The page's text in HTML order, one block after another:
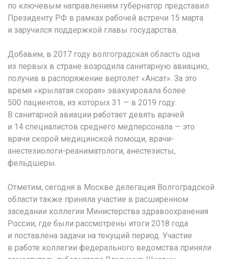
по ключевым направлениям губернатор представил
Президенту РФ в рамках рабочей встречи 15 марта
и заручился поддержкой главы государства.
Добавим, в 2017 году волгоградская область одна
из первых в стране возродила санитарную авиацию,
получив в распоряжение вертолет «Ансат». За это
время «крылатая скорая» эвакуировала более
500 пациентов, из которых 31 — в 2019 году.
В санитарной авиации работает девять врачей
и 14 специалистов среднего медперсонала — это
врачи скорой медицинской помощи, врачи-
анестезиологи-реаниматологи, анестезисты,
фельдшеры.
Отметим, сегодня в Москве делегация Волгоградской
области также приняла участие в расширенном
заседании коллегии Министерства здравоохранения
России, где были рассмотрены итоги 2018 года
и поставлена задачи на текущий период. Участие
в работе коллегии федерального ведомства приняли